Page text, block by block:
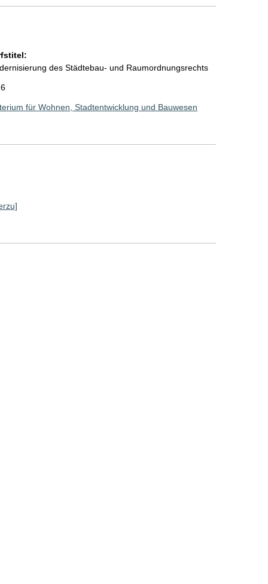
des Städtebau- und Raumordnungsrechts
für Wohnen, Stadtentwicklung und Bauwesen